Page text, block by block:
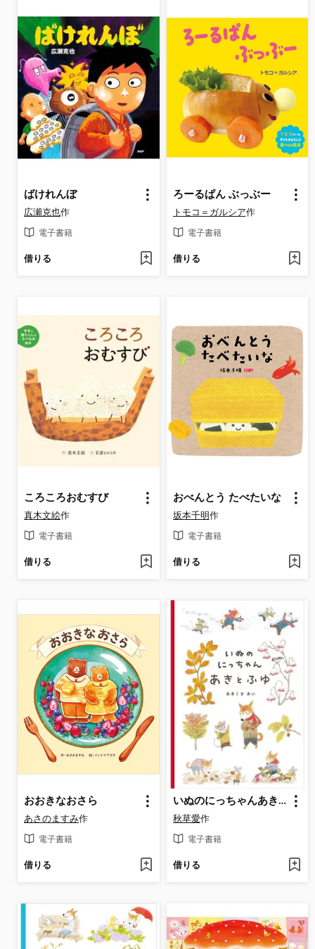
ばけれんぼ
広瀬克也作
電子書籍
借りる
ろーるぱん ぶっぶー
トモコ＝ガルシア作
電子書籍
借りる
ころころおむすび
真木文絵作
電子書籍
借りる
おべんとう たべたいな
坂本千明作
電子書籍
借りる
おおきなおさら
あさのますみ作
電子書籍
借りる
いぬのにっちゃんあきとふゆ
秋草愛作
電子書籍
借りる